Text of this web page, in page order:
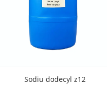
Sodiu dodecyl z12